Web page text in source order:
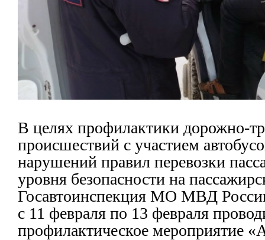
В целях профилактики дорожно-
происшествий с участием
нарушений правил перевозки
уровня безопасности на
Госавтоинспекция МО МВД
с 11 февраля по 13 февраля
профилактическое мероприятие